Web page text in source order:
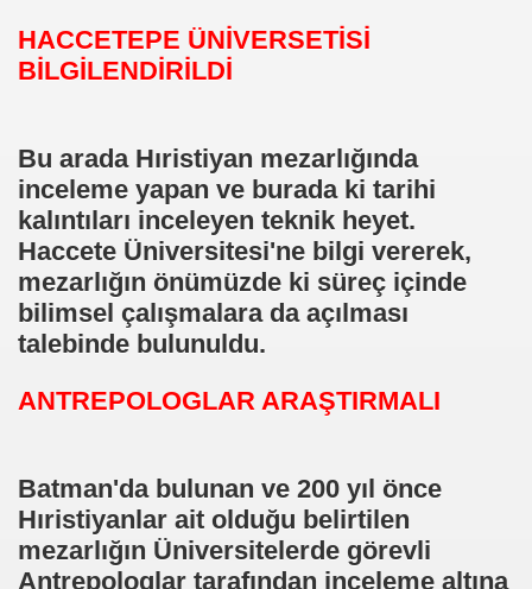
HACCETEPE ÜNİVERSETİSİ
BİLGİLENDİRİLDİ
Bu arada Hıristiyan mezarlığında
inceleme yapan ve burada ki tarihi
kalıntıları inceleyen teknik heyet.
Haccete Üniversitesi'ne bilgi vererek,
mezarlığın önümüzde ki süreç içinde
bilimsel çalışmalara da açılması
talebinde bulunuldu.
ANTREPOLOGLAR ARAŞTIRMALI
Batman'da bulunan ve 200 yıl önce
Hıristiyanlar ait olduğu belirtilen
mezarlığın Üniversitelerde görevli
Antrepologlar tarafından inceleme altına
vuruldu
girecek
binasini soydu
hap sattirmak istediler
edebiyati bolumu acilacak